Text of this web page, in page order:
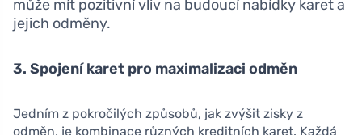
může mít pozitivní vliv na budoucí nabídky karet a
jejich odměny.
3. Spojení karet pro maximalizaci odměn
Jedním z pokročilých způsobů, jak zvýšit zisky z
odměn, je kombinace různých kreditních karet. Každá